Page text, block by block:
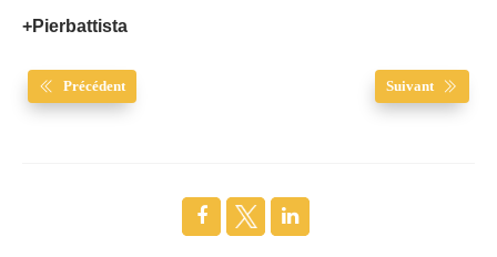
+Pierbattista
Précédent Suivant